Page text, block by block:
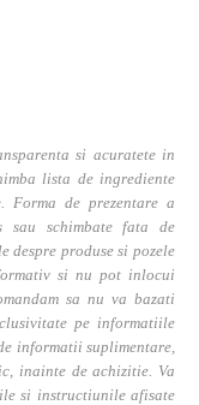
si acuratete in
lista de ingrediente
Forma de prezentare a
sau schimbate fata de
despre produse si pozele
si nu pot inlocui
sa nu va bazati
pe informatiile
informatii suplimentare,
inainte de achizitie. Va
si instructiunile afisate